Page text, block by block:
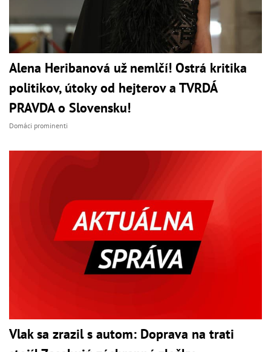
Alena Heribanová už nemlčí! Ostrá kritika
politikov, útoky od hejterov a TVRDÁ
PRAVDA o Slovensku!
Domáci prominenti
Vlak sa zrazil s autom: Doprava na trati